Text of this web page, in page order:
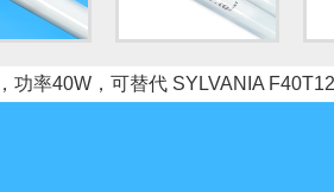
功率40W，可替代 SYLVANIA